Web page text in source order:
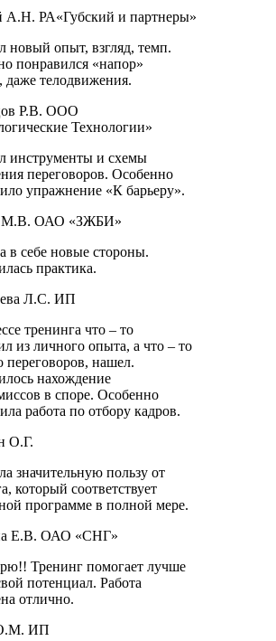
А.Н. РА«Губский и партнеры»
новый опыт, взгляд, темп.
понравился «напор»
даже телодвижения.
Р.В. ООО
Технологии»
инструменты и схемы
переговоров. Особенно
упражнение «К барьеру».
М.В. ОАО «ЗЖБИ»
в себе новые стороны.
практика.
Л.С. ИП
тренинга что – то
из личного опыта, а что – то
переговоров, нашел.
нахождение
в споре. Особенно
работа по отбору кадров.
О.Г.
значительную пользу от
который соответствует
программе в полной мере.
Е.В. ОАО «СНГ»
Тренинг помогает лучше
потенциал. Работа
отлично.
ИП